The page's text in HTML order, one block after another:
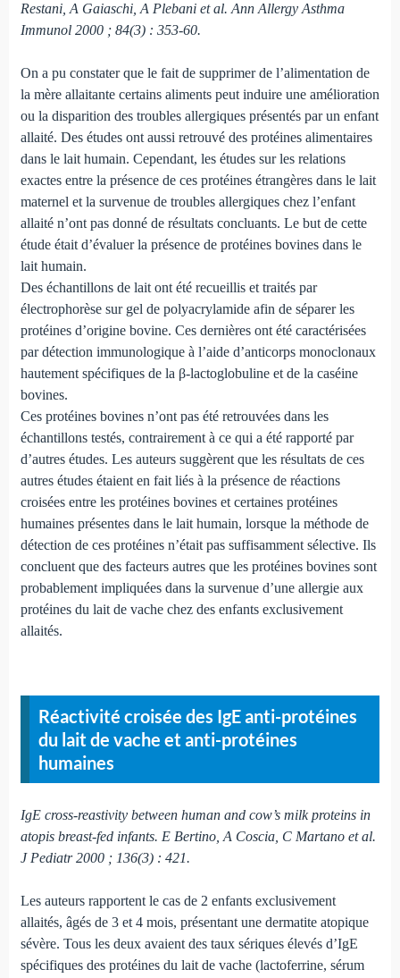
Restani, A Gaiaschi, A Plebani et al. Ann Allergy Asthma
Immunol 2000 ; 84(3) : 353-60.
On a pu constater que le fait de supprimer de l’alimentation de
la mère allaitante certains aliments peut induire une amélioration
ou la disparition des troubles allergiques présentés par un enfant
allaité. Des études ont aussi retrouvé des protéines alimentaires
dans le lait humain. Cependant, les études sur les relations
exactes entre la présence de ces protéines étrangères dans le lait
maternel et la survenue de troubles allergiques chez l’enfant
allaité n’ont pas donné de résultats concluants. Le but de cette
étude était d’évaluer la présence de protéines bovines dans le
lait humain.
Des échantillons de lait ont été recueillis et traités par
électrophorèse sur gel de polyacrylamide afin de séparer les
protéines d’origine bovine. Ces dernières ont été caractérisées
par détection immunologique à l’aide d’anticorps monoclonaux
hautement spécifiques de la β-lactoglobuline et de la caséine
bovines.
Ces protéines bovines n’ont pas été retrouvées dans les
échantillons testés, contrairement à ce qui a été rapporté par
d’autres études. Les auteurs suggèrent que les résultats de ces
autres études étaient en fait liés à la présence de réactions
croisées entre les protéines bovines et certaines protéines
humaines présentes dans le lait humain, lorsque la méthode de
détection de ces protéines n’était pas suffisamment sélective. Ils
concluent que des facteurs autres que les protéines bovines sont
probablement impliquées dans la survenue d’une allergie aux
protéines du lait de vache chez des enfants exclusivement
allaités.
Réactivité croisée des IgE anti-protéines
du lait de vache et anti-protéines
humaines
IgE cross-reastivity between human and cow’s milk proteins in
atopis breast-fed infants. E Bertino, A Coscia, C Martano et al.
J Pediatr 2000 ; 136(3) : 421.
Les auteurs rapportent le cas de 2 enfants exclusivement
allaités, âgés de 3 et 4 mois, présentant une dermatite atopique
sévère. Tous les deux avaient des taux sériques élevés d’IgE
spécifiques des protéines du lait de vache (lactoferrine, sérum